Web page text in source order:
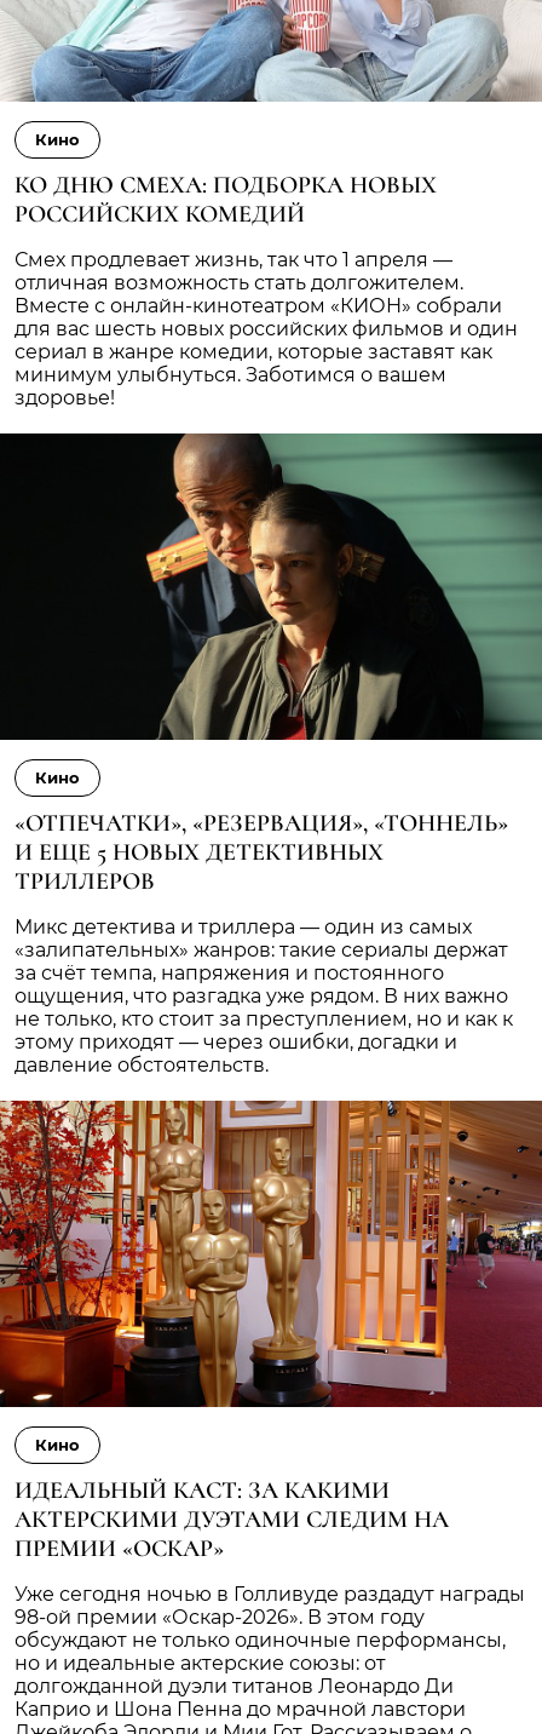
Кино
КО ДНЮ СМЕХА: ПОДБОРКА НОВЫХ
РОССИЙСКИХ КОМЕДИЙ
Смех продлевает жизнь, так что 1 апреля —
отличная возможность стать долгожителем.
Вместе с онлайн-кинотеатром «КИОН» собрали
для вас шесть новых российских фильмов и один
сериал в жанре комедии, которые заставят как
минимум улыбнуться. Заботимся о вашем
здоровье!
Кино
«ОТПЕЧАТКИ», «РЕЗЕРВАЦИЯ», «ТОННЕЛЬ»
И ЕЩЕ 5 НОВЫХ ДЕТЕКТИВНЫХ
ТРИЛЛЕРОВ
Микс детектива и триллера — один из самых
«залипательных» жанров: такие сериалы держат
за счёт темпа, напряжения и постоянного
ощущения, что разгадка уже рядом. В них важно
не только, кто стоит за преступлением, но и как к
этому приходят — через ошибки, догадки и
давление обстоятельств.
Кино
ИДЕАЛЬНЫЙ КАСТ: ЗА КАКИМИ
АКТЕРСКИМИ ДУЭТАМИ СЛЕДИМ НА
ПРЕМИИ «ОСКАР»
Уже сегодня ночью в Голливуде раздадут награды
98-ой премии «Оскар-2026». В этом году
обсуждают не только одиночные перформансы,
но и идеальные актерские союзы: от
долгожданной дуэли титанов Леонардо Ди
Каприо и Шона Пенна до мрачной лавстори